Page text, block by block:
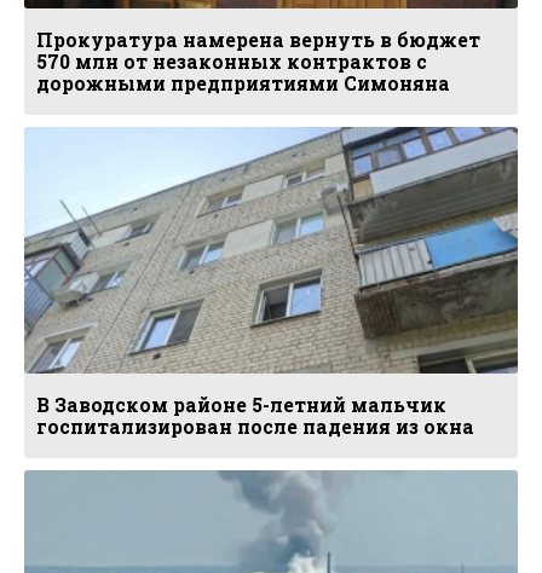
Прокуратура намерена вернуть в бюджет
570 млн от незаконных контрактов с
дорожными предприятиями Симоняна
В Заводском районе 5-летний мальчик
госпитализирован после падения из окна